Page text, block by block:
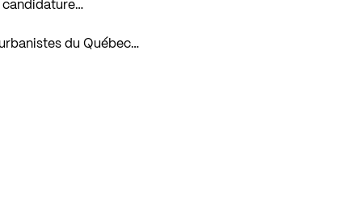
candidature…
du Québec…